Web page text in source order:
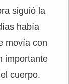
siguió la
había
movía con
importante
cuerpo.